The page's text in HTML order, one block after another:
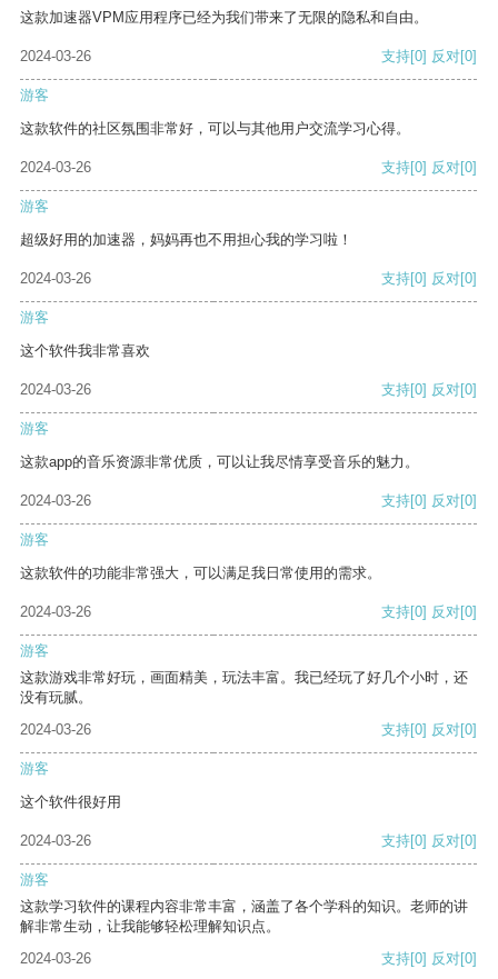
这款加速器VPM应用程序已经为我们带来了无限的隐私和自由。
2024-03-26 支持[0] 反对[0]
游客
这款软件的社区氛围非常好，可以与其他用户交流学习心得。
2024-03-26 支持[0] 反对[0]
游客
超级好用的加速器，妈妈再也不用担心我的学习啦！
2024-03-26 支持[0] 反对[0]
游客
这个软件我非常喜欢
2024-03-26 支持[0] 反对[0]
游客
这款app的音乐资源非常优质，可以让我尽情享受音乐的魅力。
2024-03-26 支持[0] 反对[0]
游客
这款软件的功能非常强大，可以满足我日常使用的需求。
2024-03-26 支持[0] 反对[0]
游客
这款游戏非常好玩，画面精美，玩法丰富。我已经玩了好几个小时，还
没有玩腻。
2024-03-26
支持[0] 反对[0]
游客
这个软件很好用
2024-03-26 支持[0] 反对[0]
游客
这款学习软件的课程内容非常丰富，涵盖了各个学科的知识。老师的讲
解非常生动，让我能够轻松理解知识点。
2024-03-26
支持[0] 反对[0]